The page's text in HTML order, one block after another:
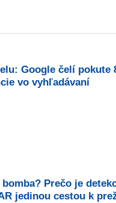
Google čelí pokute
vo vyhľadávaní
Prečo je
jedinou cestou k